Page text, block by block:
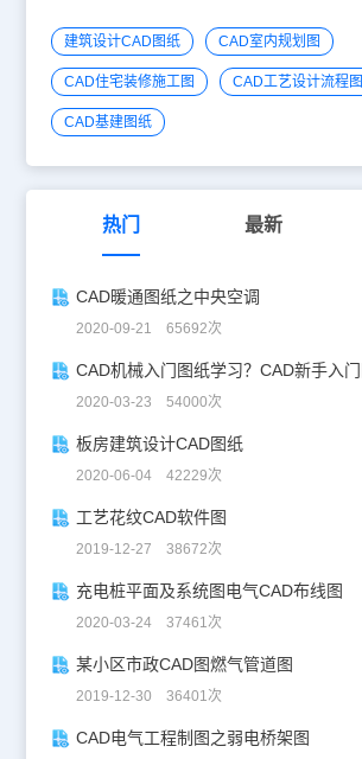
建筑设计CAD图纸 CAD室内规划图
CAD住宅装修施工图 CAD工艺设计流程图
CAD基建图纸
热门 最新
CAD暖通图纸之中央空调
2020-09-21 65692次
2020-03-23 54000次
板房建筑设计CAD图纸
2020-06-04 42229次
工艺花纹CAD软件图
2019-12-27 38672次
充电桩平面及系统图电气CAD布线图
2020-03-24 37461次
某小区市政CAD图燃气管道图
2019-12-30 36401次
CAD电气工程制图之弱电桥架图